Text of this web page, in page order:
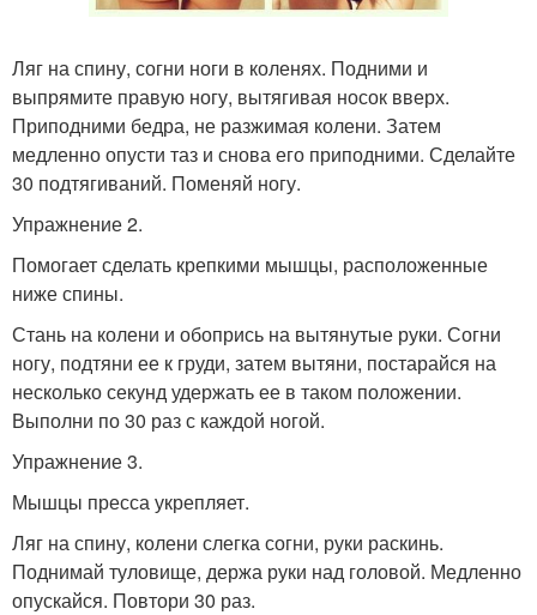
Ляг на спину, согни ноги в коленях. Подними и
выпрямите правую ногу, вытягивая носок вверх.
Приподними бедра, не разжимая колени. Затем
медленно опусти таз и снова его приподними. Сделайте
30 подтягиваний. Поменяй ногу.
Упражнение 2.
Помогает сделать крепкими мышцы, расположенные
ниже спины.
Стань на колени и обопрись на вытянутые руки. Согни
ногу, подтяни ее к груди, затем вытяни, постарайся на
несколько секунд удержать ее в таком положении.
Выполни по 30 раз с каждой ногой.
Упражнение 3.
Мышцы пресса укрепляет.
Ляг на спину, колени слегка согни, руки раскинь.
Поднимай туловище, держа руки над головой. Медленно
опускайся. Повтори 30 раз.